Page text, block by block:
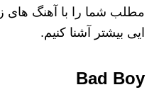
مطلب شما را با آهنگ های
ایی بیشتر آشنا کنیم.
Bad Boy